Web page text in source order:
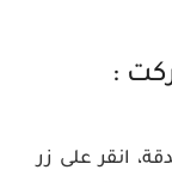
:
انقر على زر